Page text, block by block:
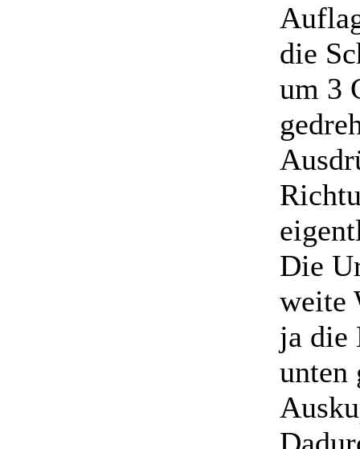
die
um 3
Die
weite
ja die
unten